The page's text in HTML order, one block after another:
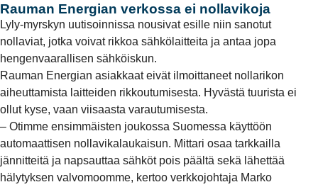
Rauman Energian verkossa ei nollavikoja
Lyly-myrskyn uutisoinnissa nousivat esille niin sanotut
nollaviat, jotka voivat rikkoa sähkölaitteita ja antaa jopa
hengenvaarallisen sähköiskun.
Rauman Energian asiakkaat eivät ilmoittaneet nollarikon
aiheuttamista laitteiden rikkoutumisesta. Hyvästä tuurista ei
ollut kyse, vaan viisaasta varautumisesta.
– Otimme ensimmäisten joukossa Suomessa käyttöön
automaattisen nollavikalaukaisun. Mittari osaa tarkkailla
jännitteitä ja napsauttaa sähköt pois päältä sekä lähettää
hälytyksen valvomoomme, kertoo verkkojohtaja Marko